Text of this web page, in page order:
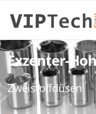
Exzenter-
Zweistoffdüsen